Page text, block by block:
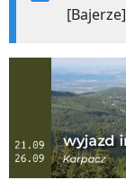
[Bajerze]